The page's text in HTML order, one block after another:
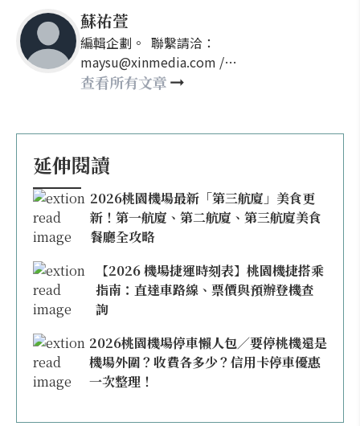
蘇祐萱
編輯企劃。 聯繫請洽：
maysu@xinmedia.com /
may860527@gmail.com
查看所有文章
延伸閱讀
2026桃園機場最新「第三航廈」美食更
新！第一航廈、第二航廈、第三航廈美食
餐廳全攻略
【2026 機場捷運時刻表】桃園機捷搭乘
指南：直達車路線、票價與預辦登機查
詢
2026桃園機場停車懶人包／要停桃機還是
機場外圍？收費各多少？信用卡停車優惠
一次整理！